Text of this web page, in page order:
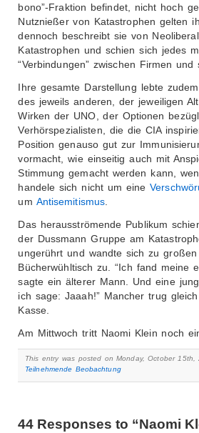
bono”-Fraktion befindet, nicht hoch
Nutznießer von Katastrophen gelten
dennoch beschreibt sie von
Katastrophen und schien sich jedes
“Verbindungen” zwischen Firmen
Ihre gesamte Darstellung lebte
des jeweils anderen, der jeweiligen
Wirken der UNO, der Optionen
Verhörspezialisten, die die CIA
Position genauso gut zur
vormacht, wie einseitig auch mit
Stimmung gemacht werden kann,
handele sich nicht um eine
um Antisemitismus
Das herausströmende Publikum
der Dussmann Gruppe am
ungerührt und wandte sich zu
Bücherwühltisch zu. “Ich fand meine
sagte ein älterer Mann. Und eine
ich sage: Jaaah!” Mancher trug
Kasse.
Am Mittwoch tritt Naomi Klein noch
This entry was posted on Monday, October
Teilnehmende Beobachtung
44 Responses to “Naomi